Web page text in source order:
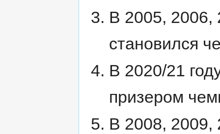
В 2005, 2006,
становился
В 2020/21
призером
В 2008, 2009,